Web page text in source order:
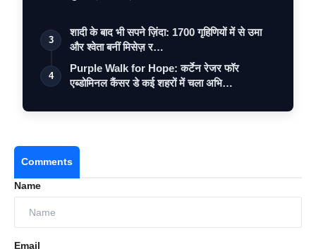
3
शादी के बाद भी सपने ज़िंदा: 1700 गृहिणियों में से उमा
और श्वेता बनीं मिसेज़ र…
4
Purple Walk for Hope: कर्टेन रेजर फॉर
एब्डोमिनल कैंसर डे कई शहरों में चला अभि…
Comments
Name
Email